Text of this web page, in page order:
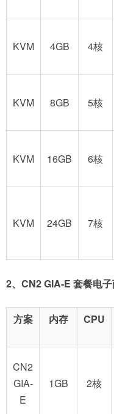
KVM 4GB 4核
KVM 8GB 5核
KVM 16GB 6核
KVM 24GB 7核
2、CN2 GIA-E 套餐电
方案 内存 CPU
CN2
GIA-
E
1GB 2核